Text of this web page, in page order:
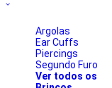
Argolas
Ear Cuffs
Piercings
Segundo Furo
Ver todos os